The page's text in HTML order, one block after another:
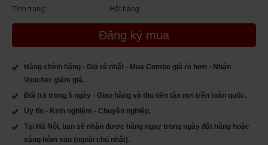
Tình trạng:
Hết hàng
Đăng ký mua
Hàng chính hãng - Giá rẻ nhất - Mua Combo giá rẻ hơn - Nhận
Voucher giảm giá.
Đổi trả trong 5 ngày - Giao hàng và thu tiền tận nơi trên toàn quốc.
Uy tín - Kinh nghiệm - Chuyên nghiệp.
Tại Hà Nội, bạn sẽ nhận được hàng ngay trong ngày đặt hàng hoặc
sáng hôm sau (ngoài chủ nhật).